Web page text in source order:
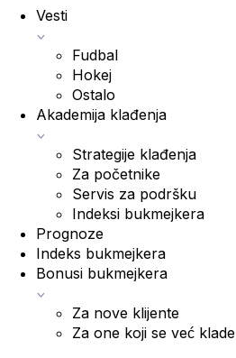
Vesti
Fudbal
Hokej
Ostalo
Akademija klađenja
Strategije klađenja
Za početnike
Servis za podršku
Indeksi bukmejkera
Prognoze
Indeks bukmejkera
Bonusi bukmejkera
Za nove klijente
Za one koji se već klade